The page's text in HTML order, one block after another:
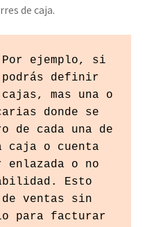
de caja.
Por ejemplo, si
definir
mas una o
donde se
de cada una de
caja o cuenta
enlazada o no
Esto
ventas sin
para facturar